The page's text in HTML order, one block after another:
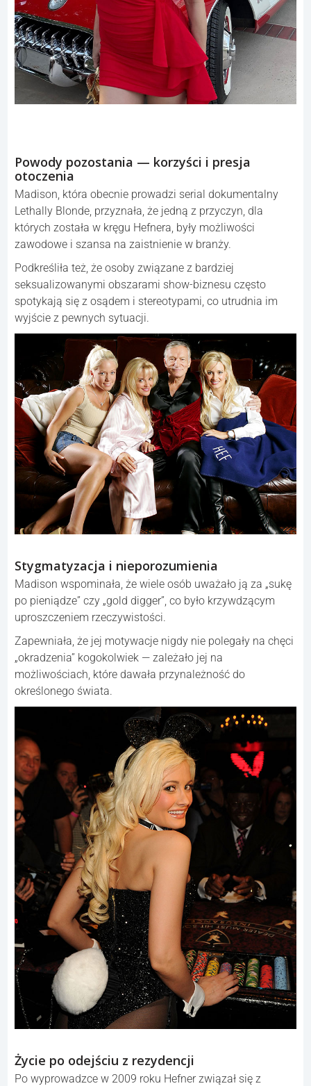
Powody pozostania — korzyści i presja
otoczenia
Madison, która obecnie prowadzi serial dokumentalny
Lethally Blonde, przyznała, że jedną z przyczyn, dla
których została w kręgu Hefnera, były możliwości
zawodowe i szansa na zaistnienie w branży.
Podkreśliła też, że osoby związane z bardziej
seksualizowanymi obszarami show-biznesu często
spotykają się z osądem i stereotypami, co utrudnia im
wyjście z pewnych sytuacji.
Stygmatyzacja i nieporozumienia
Madison wspominała, że wiele osób uważało ją za „sukę
po pieniądze” czy „gold digger”, co było krzywdzącym
uproszczeniem rzeczywistości.
Zapewniała, że jej motywacje nigdy nie polegały na chęci
„okradzenia” kogokolwiek — zależało jej na
możliwościach, które dawała przynależność do
określonego świata.
Życie po odejściu z rezydencji
Po wyprowadzce w 2009 roku Hefner związał się z